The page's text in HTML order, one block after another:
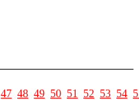
47 48 49 50 51 52 53 54